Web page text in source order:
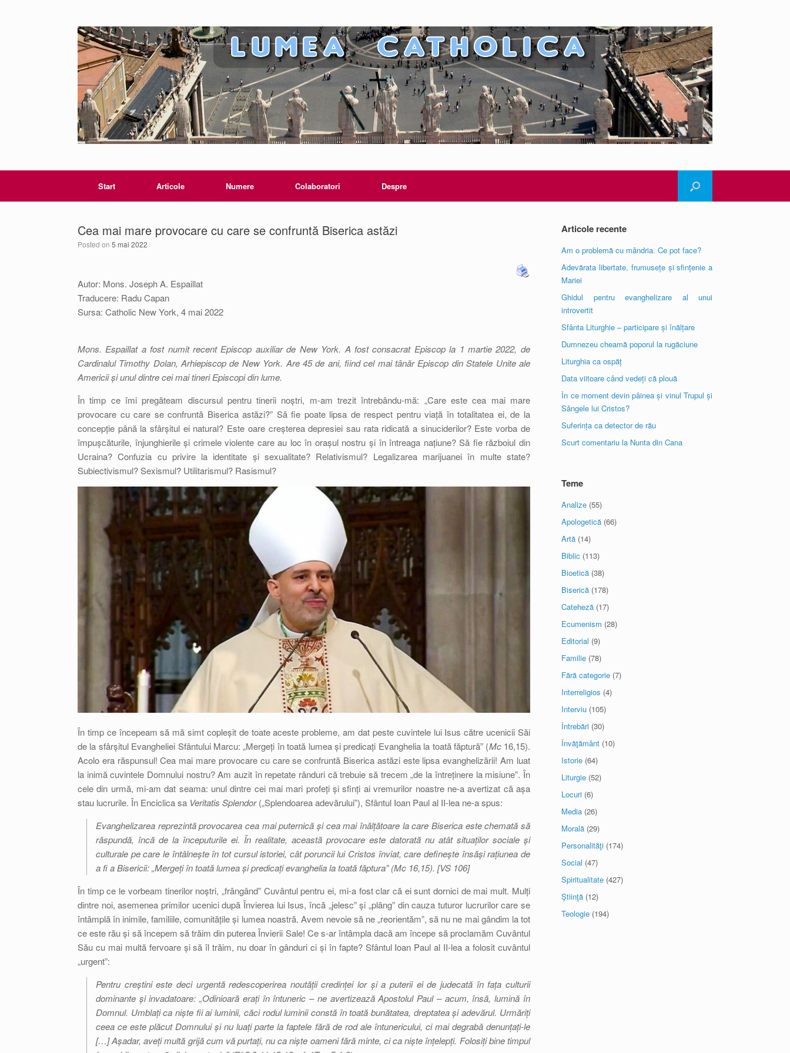
Start Articole Numere Colaboratori Despre
Cea mai mare provocare cu care se confruntă Biserica astăzi
Posted on 5 mai 2022
Autor: Mons. Joseph A. Espaillat
Traducere: Radu Capan
Sursa: Catholic New York, 4 mai 2022
Mons. Espaillat a fost numit recent Episcop auxiliar de New York. A fost consacrat Episcop la 1 martie 2022, de
Cardinalul Timothy Dolan, Arhiepiscop de New York. Are 45 de ani, fiind cel mai tânăr Episcop din Statele Unite ale
Americii și unul dintre cei mai tineri Episcopi din lume.
În timp ce îmi pregăteam discursul pentru tinerii noștri, m-am trezit întrebându-mă: „Care este cea mai mare
provocare cu care se confruntă Biserica astăzi?” Să fie poate lipsa de respect pentru viață în totalitatea ei, de la
concepție până la sfârșitul ei natural? Este oare creșterea depresiei sau rata ridicată a sinuciderilor? Este vorba de
împușcăturile, înjunghierile și crimele violente care au loc în orașul nostru și în întreaga națiune? Să fie războiul din
Ucraina? Confuzia cu privire la identitate și sexualitate? Relativismul? Legalizarea marijuanei în multe state?
Subiectivismul? Sexismul? Utilitarismul? Rasismul?
În timp ce începeam să mă simt copleșit de toate aceste probleme, am dat peste cuvintele lui Isus către ucenicii Săi
de la sfârșitul Evangheliei Sfântului Marcu: „Mergeți în toată lumea și predicați Evanghelia la toată făptură” (Mc16,15).
Acolo era răspunsul! Cea mai mare provocare cu care se confruntă Biserica astăzi este lipsa evanghelizării! Am luat
la inimă cuvintele Domnului nostru? Am auzit în repetate rânduri că trebuie să trecem „de la întreținere la misiune”. În
cele din urmă, mi-am dat seama: unul dintre cei mai mari profeți și sfinți ai vremurilor noastre ne-a avertizat că așa
stau lucrurile. În Enciclica sa Veritatis Splendor(„Splendoarea adevărului”), Sfântul Ioan Paul al II-lea ne-a spus:
Evanghelizarea reprezintă provocarea cea mai puternică și cea mai înălțătoare la care Biserica este chemată să
răspundă, încă de la începuturile ei. În realitate, această provocare este datorată nu atât situaților sociale și
culturale pe care le întâlnește în tot cursul istoriei, cât poruncii lui Cristos înviat, care definește însăși rațiunea de
a fi a Bisericii: „Mergeți în toată lumea și predicați evanghelia la toată făptura” (Mc 16,15). [VS 106]
În timp ce le vorbeam tinerilor noștri, „frângând” Cuvântul pentru ei, mi-a fost clar că ei sunt dornici de mai mult. Mulți
dintre noi, asemenea primilor ucenici după Învierea lui Isus, încă „jelesc” și „plâng” din cauza tuturor lucrurilor care se
întâmplă în inimile, familiile, comunitățile și lumea noastră. Avem nevoie să ne „reorientăm”, să nu ne mai gândim la tot
ce este rău și să începem să trăim din puterea Învierii Sale! Ce s-ar întâmpla dacă am începe să proclamăm Cuvântul
Său cu mai multă fervoare și să îl trăim, nu doar în gânduri ci și în fapte? Sfântul Ioan Paul al II-lea a folosit cuvântul
„urgent”:
Pentru creștini este deci urgentă redescoperirea noutății credinței lor și a puterii ei de judecată în fața culturii
dominante și invadatoare: „Odinioară erați în întuneric – ne avertizează Apostolul Paul – acum, însă, lumină în
Domnul. Umblați ca niște fii ai luminii, căci rodul luminii constă în toată bunătatea, dreptatea și adevărul. Urmăriți
ceea ce este plăcut Domnului și nu luați parte la faptele fără de rod ale întunericului, ci mai degrabă denunțați-le
[…] Așadar, aveți multă grijă cum vă purtați, nu ca niște oameni fără minte, ci ca niște înțelepți. Folosiți bine timpul
Articole recente
Am o problemă cu mândria. Ce pot face?
Adevărata libertate, frumusețe și sfințenie a
Mariei
Ghidul pentru evanghelizare al unui
introvertit
Sfânta Liturghie – participare și înălțare
Dumnezeu cheamă poporul la rugăciune
Liturghia ca ospăț
Data viitoare când vedeți că plouă
În ce moment devin pâinea și vinul Trupul și
Sângele lui Cristos?
Suferința ca detector de rău
Scurt comentariu la Nunta din Cana
Teme
Analize (55)
Apologetică (66)
Artă (14)
Biblic (113)
Bioetică (38)
Biserică (178)
Cateheză (17)
Ecumenism (28)
Editorial (9)
Familie (78)
Fără categorie (7)
Interreligios (4)
Interviu (105)
Întrebări (30)
Învăţământ (10)
Istorie (64)
Liturgie (52)
Locuri (6)
Media (26)
Morală (29)
Personalităţi (174)
Social (47)
Spiritualitate (427)
Ştiinţă (12)
Teologie (194)